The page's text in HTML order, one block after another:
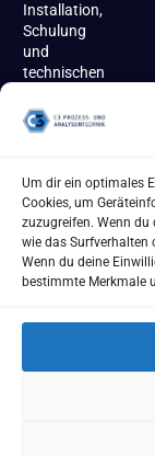
Um dir ein optimales
Cookies, um
zuzugreifen. Wenn du
wie das Surfverhalten
Wenn du deine
bestimmte Merkmale
Installation,
Schulung
und
technischen
begleiten
wir unsere
und
Kunden
zuverlässig
über den
gesamten